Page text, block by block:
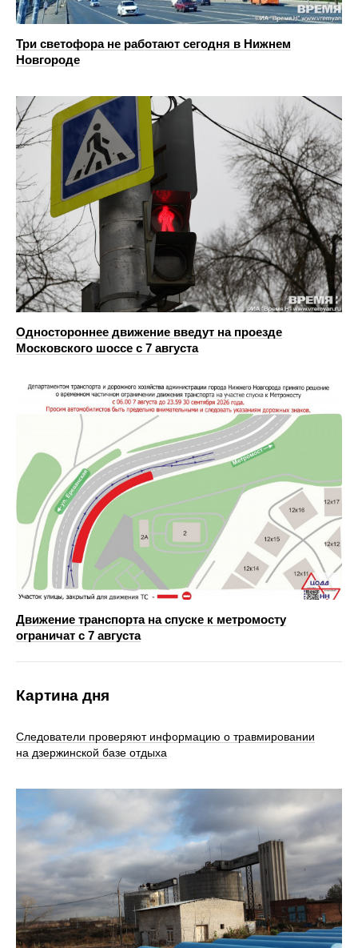
Три светофора не работают сегодня в Нижнем
Новгороде
Одностороннее движение введут на проезде
Московского шоссе с 7 августа
Движение транспорта на спуске к метромосту
ограничат с 7 августа
Картина дня
Следователи проверяют информацию о травмировании
на дзержинской базе отдыха